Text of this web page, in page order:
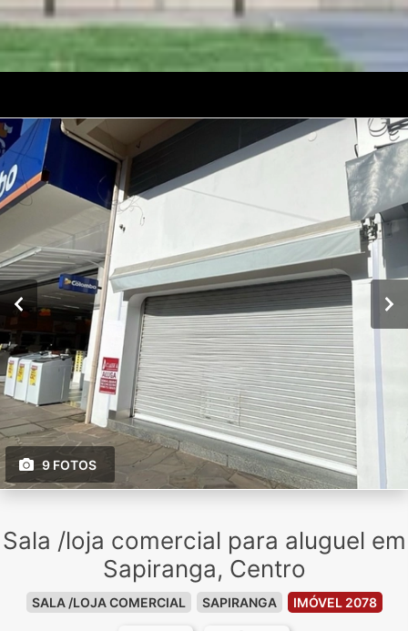
9 FOTOS
Sala /loja comercial para aluguel em
Sapiranga, Centro
SALA /LOJA COMERCIAL SAPIRANGA IMÓVEL 2078